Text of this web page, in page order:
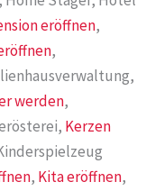
eröffnen,
,
werden,
Kerzen
, Kita eröffnen,